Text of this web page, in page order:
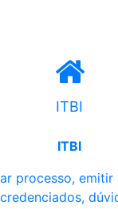
ITBI
ITBI
processo,
credenciados,